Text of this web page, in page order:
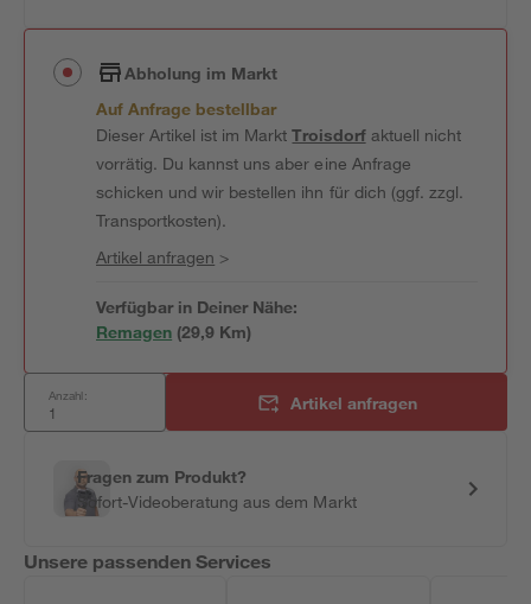
Abholung im Markt
Auf Anfrage bestellbar
Dieser Artikel ist im MarktTroisdorfaktuell nicht
vorrätig. Du kannst uns aber eine Anfrage
schicken und wir bestellen ihn für dich (ggf. zzgl.
Transportkosten).
Artikel anfragen >
Verfügbar in Deiner Nähe:
Remagen (29,9 Km)
Anzahl: Artikel anfragen
Fragen zum Produkt?
Sofort-Videoberatung aus dem Markt
Unsere passenden Services